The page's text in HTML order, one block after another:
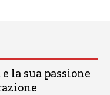
la sua passione